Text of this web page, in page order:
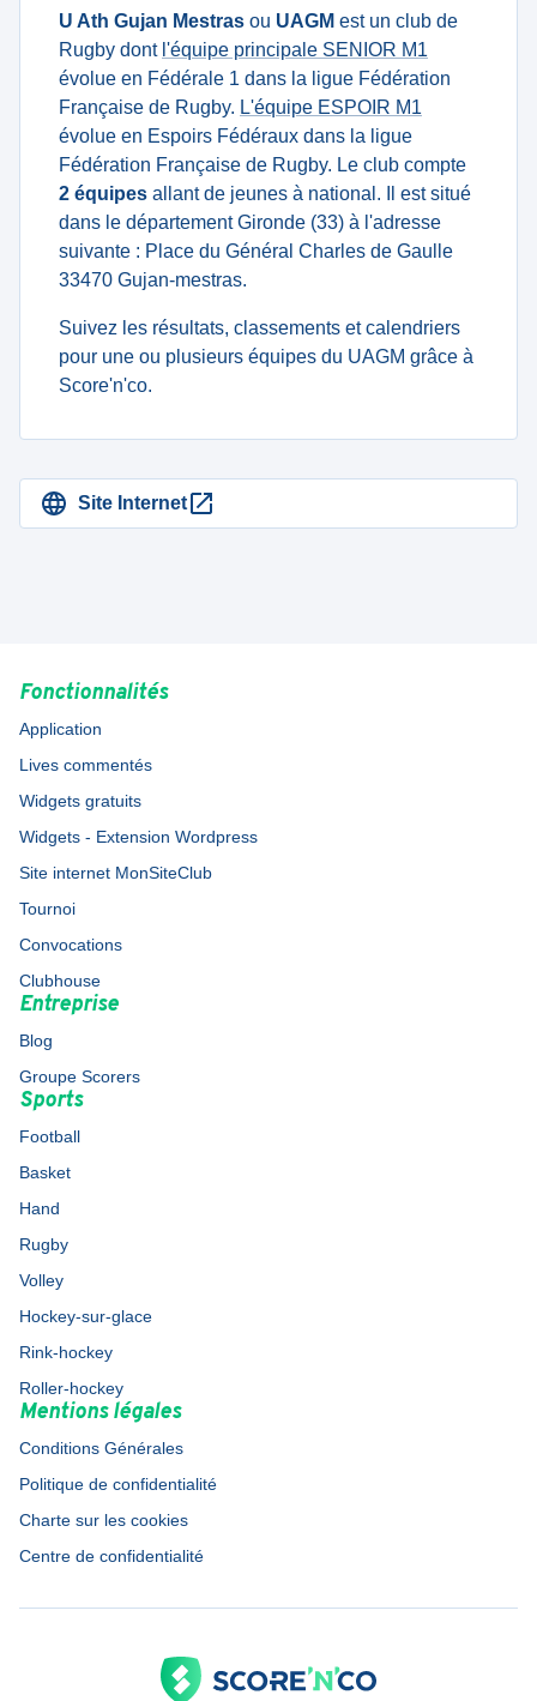
U Ath Gujan Mestras ou UAGM est un club de
Rugby dont l'équipe principale SENIOR M1
évolue en Fédérale 1 dans la ligue Fédération
Française de Rugby. L'équipe ESPOIR M1
évolue en Espoirs Fédéraux dans la ligue
Fédération Française de Rugby. Le club compte
2 équipes allant de jeunes à national. Il est situé
dans le département Gironde (33) à l'adresse
suivante : Place du Général Charles de Gaulle
33470 Gujan-mestras.
Suivez les résultats, classements et calendriers
pour une ou plusieurs équipes du UAGM grâce à
Score'n'co.
Site Internet
Fonctionnalités
Application
Lives commentés
Widgets gratuits
Widgets - Extension Wordpress
Site internet MonSiteClub
Tournoi
Convocations
Clubhouse
Entreprise
Blog
Groupe Scorers
Sports
Football
Basket
Hand
Rugby
Volley
Hockey-sur-glace
Rink-hockey
Roller-hockey
Mentions légales
Conditions Générales
Politique de confidentialité
Charte sur les cookies
Centre de confidentialité